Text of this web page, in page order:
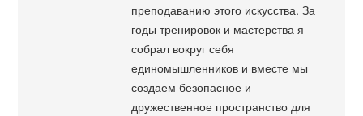
преподаванию этого искусства. За
годы тренировок и мастерства я
собрал вокруг себя
единомышленников и вместе мы
создаем безопасное и
дружественное пространство для